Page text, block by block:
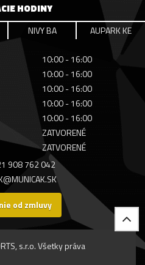
HODINY
NIVY BA AUPARK KE
10:00 - 16:00
10:00 - 16:00
10:00 - 16:00
10:00 - 16:00
10:00 - 16:00
ZATVORENÉ
ZATVORENÉ
908 762 042
od zmluvy
s.r.o. Všetky práva